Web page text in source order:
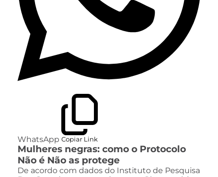
WhatsApp Copiar Link
Mulheres negras: como o Protocolo
Não é Não as protege
De acordo com dados do Instituto de Pesquisa